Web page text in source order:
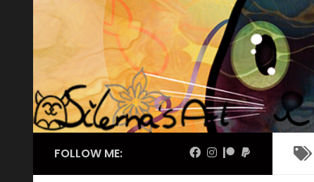
Skip to content
FOLLOW ME: